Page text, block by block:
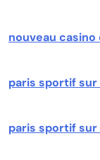
nouveau casino
paris sportif sur
paris sportif sur